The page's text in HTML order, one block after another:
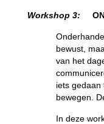
Workshop 3:
bewust,
van het
iets gedaan
bewegen.
In deze